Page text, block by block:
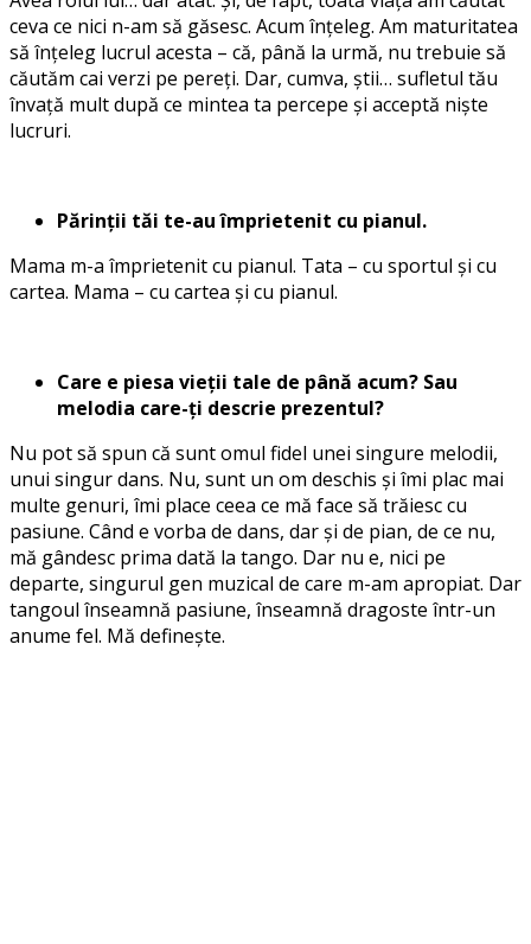
ceva ce nici n-am să găsesc. Acum înțeleg. Am maturitatea
să înțeleg lucrul acesta – că, până la urmă, nu trebuie să
căutăm cai verzi pe pereți. Dar, cumva, știi… sufletul tău
învață mult după ce mintea ta percepe și acceptă niște
lucruri.
Părinții tăi te-au împrietenit cu pianul.
Mama m-a împrietenit cu pianul. Tata – cu sportul și cu
cartea. Mama – cu cartea și cu pianul.
Care e piesa vieții tale de până acum? Sau
melodia care-ți descrie prezentul?
Nu pot să spun că sunt omul fidel unei singure melodii,
unui singur dans. Nu, sunt un om deschis și îmi plac mai
multe genuri, îmi place ceea ce mă face să trăiesc cu
pasiune. Când e vorba de dans, dar și de pian, de ce nu,
mă gândesc prima dată la tango. Dar nu e, nici pe
departe, singurul gen muzical de care m-am apropiat. Dar
tangoul înseamnă pasiune, înseamnă dragoste într-un
anume fel. Mă definește.